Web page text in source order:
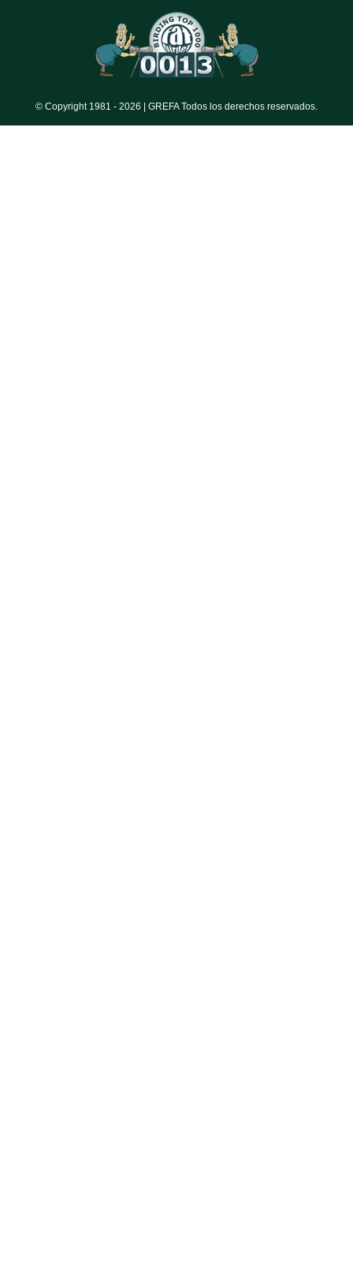
© Copyright 1981 - 2026 | GREFA Todos los derechos reservados.